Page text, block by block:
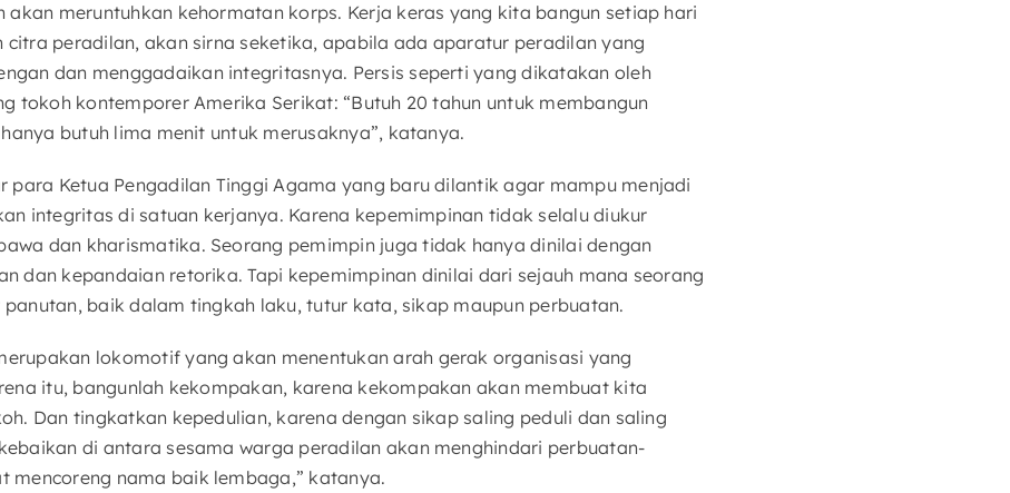
akan meruntuhkan kehormatan korps. Kerja keras yang kita bangun setiap hari
citra peradilan, akan sirna seketika, apabila ada aparatur peradilan yang
dan menggadaikan integritasnya. Persis seperti yang dikatakan oleh
tokoh kontemporer Amerika Serikat: “Butuh 20 tahun untuk membangun
butuh lima menit untuk merusaknya”, katanya.
para Ketua Pengadilan Tinggi Agama yang baru dilantik agar mampu menjadi
integritas di satuan kerjanya. Karena kepemimpinan tidak selalu diukur
dan kharismatika. Seorang pemimpin juga tidak hanya dinilai dengan
dan kepandaian retorika. Tapi kepemimpinan dinilai dari sejauh mana seorang
baik dalam tingkah laku, tutur kata, sikap maupun perbuatan.
lokomotif yang akan menentukan arah gerak organisasi yang
itu, bangunlah kekompakan, karena kekompakan akan membuat kita
Dan tingkatkan kepedulian, karena dengan sikap saling peduli dan saling
di antara sesama warga peradilan akan menghindari perbuatan-
mencoreng nama baik lembaga,” katanya.